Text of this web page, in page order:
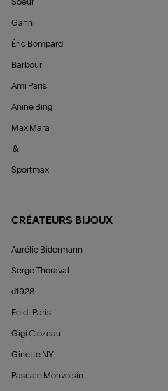
Soeur
Ganni
Éric Bompard
Barbour
Ami Paris
Anine Bing
Max Mara
&
Sportmax
CRÉATEURS BIJOUX
Aurélie Bidermann
Serge Thoraval
d1928
Feidt Paris
Gigi Clozeau
Ginette NY
Pascale Monvoisin